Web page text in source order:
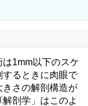
1mm以下のスケ
るときに肉眼で
さの解剖構造が
剖学」はこのよ